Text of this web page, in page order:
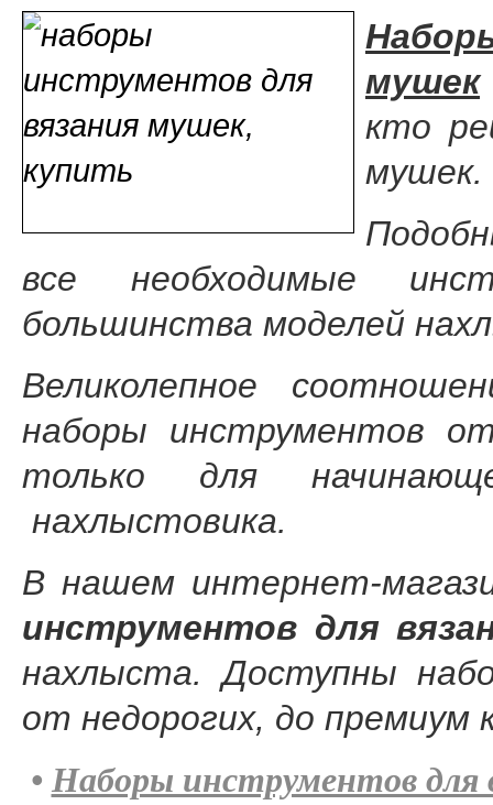
мушек
кто
мушек.
все необходимые
большинства моделей
Великолепное
наборы инструментов
только для
нахлыстовика.
В нашем интернет-
инструментов для
нахлыста. Доступны
от недорогих, до премиум
• Наборы инструментов для